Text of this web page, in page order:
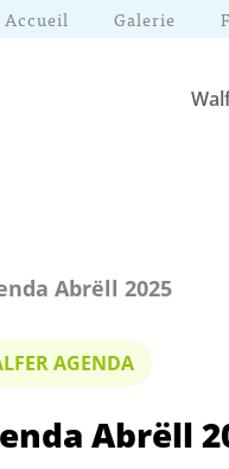
Accueil Galerie
Abrëll 2025
AGENDA
Abrëll